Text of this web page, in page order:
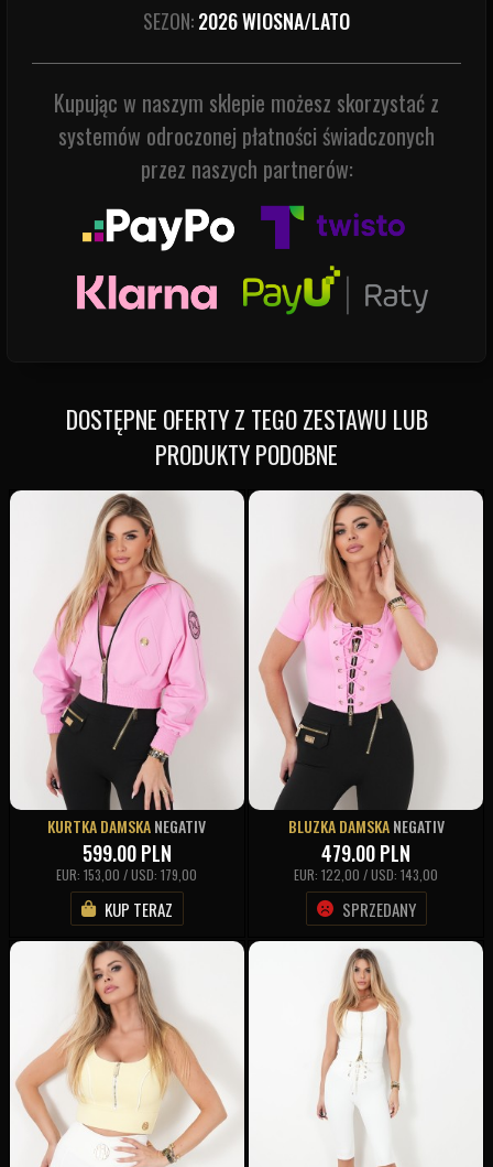
SEZON:2026 WIOSNA/LATO
Kupując w naszym sklepie możesz skorzystać z
systemów odroczonej płatności świadczonych
przez naszych partnerów:
DOSTĘPNE OFERTY Z TEGO ZESTAWU LUB
PRODUKTY PODOBNE
KURTKA DAMSKANEGATIV
599.00PLN
EUR: 153,00 / USD: 179,00
KUP TERAZ
BLUZKA DAMSKANEGATIV
479.00PLN
EUR: 122,00 / USD: 143,00
SPRZEDANY